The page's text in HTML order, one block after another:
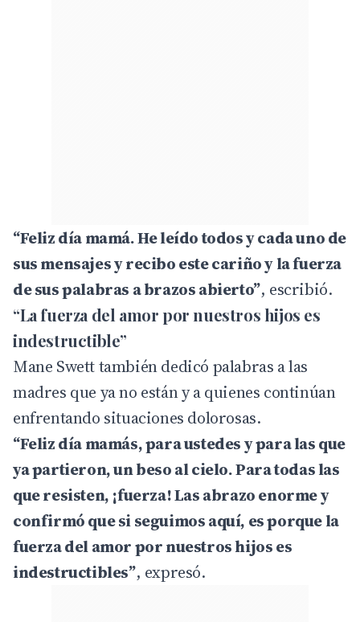
“Feliz día mamá. He leído todos y cada uno de
sus mensajes y recibo este cariño y la fuerza
de sus palabras a brazos abierto”, escribió.
“La fuerza del amor por nuestros hijos es
indestructible”
Mane Swett también dedicó palabras a las
madres que ya no están y a quienes continúan
enfrentando situaciones dolorosas.
“Feliz día mamás, para ustedes y para las que
ya partieron, un beso al cielo. Para todas las
que resisten, ¡fuerza! Las abrazo enorme y
confirmó que si seguimos aquí, es porque la
fuerza del amor por nuestros hijos es
indestructibles”, expresó.